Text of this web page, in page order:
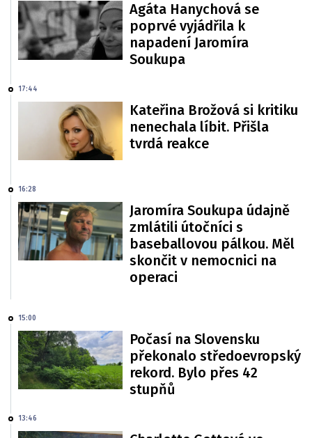
Agáta Hanychová se
poprvé vyjádřila k
napadení Jaromíra
Soukupa
17:44
Kateřina Brožová si kritiku
nenechala líbit. Přišla
tvrdá reakce
16:28
Jaromíra Soukupa údajně
zmlátili útočníci s
baseballovou pálkou. Měl
skončit v nemocnici na
operaci
15:00
Počasí na Slovensku
překonalo středoevropský
rekord. Bylo přes 42
stupňů
13:46